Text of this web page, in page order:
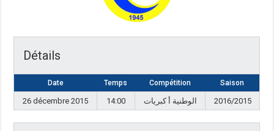
Détails
Date Temps Compétition Saison
26 décembre 2015 14:00 الوطنية أ كبريات 2016/2015